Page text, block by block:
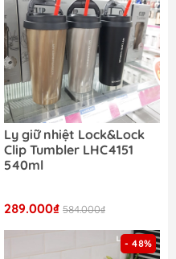
Ly giữ nhiệt Lock&Lock
Clip Tumbler LHC4151
540ml
289.000₫ 584.000₫
- 48%